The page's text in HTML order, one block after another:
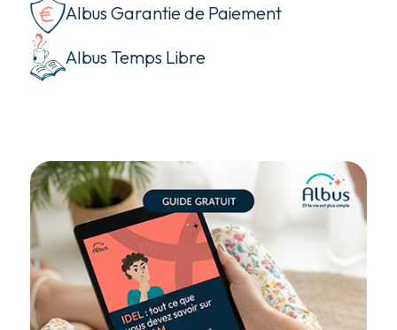
Albus Garantie de Paiement
Albus Temps Libre